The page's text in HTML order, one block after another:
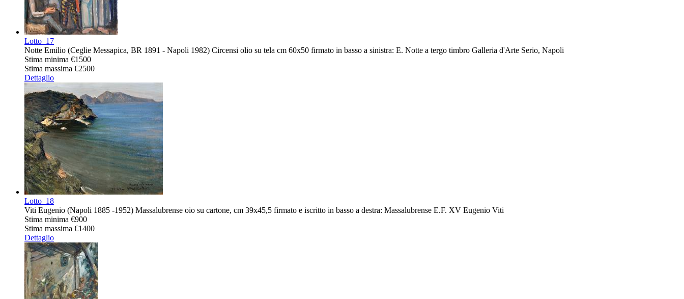
Lotto 17
Notte Emilio (Ceglie Messapica, BR 1891 - Napoli 1982) Circensi olio su tela cm 60x50 firmato in basso a sinistra: E. Notte a tergo timbro Galleria d'Arte Serio, Napoli
Stima minima €1500
Stima massima €2500
Dettaglio
Lotto 18
Viti Eugenio (Napoli 1885 -1952) Massalubrense oio su cartone, cm 39x45,5 firmato e iscritto in basso a destra: Massalubrense E.F. XV Eugenio Viti
Stima minima €900
Stima massima €1400
Dettaglio